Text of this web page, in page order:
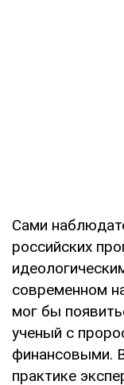
Сами
российских
современном
мог бы
ученый с
финансовыми.
практике